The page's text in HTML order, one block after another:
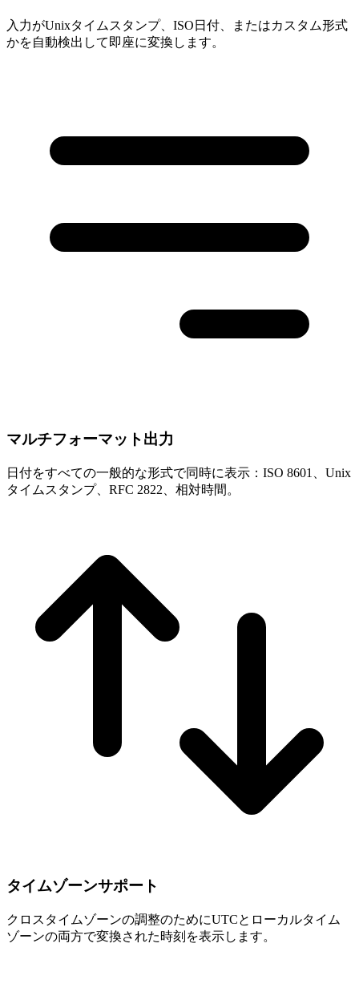
入力がUnixタイムスタンプ、ISO日付、またはカスタム形式
かを自動検出して即座に変換します。
マルチフォーマット出力
日付をすべての一般的な形式で同時に表示：ISO 8601、Unix
タイムスタンプ、RFC 2822、相対時間。
タイムゾーンサポート
クロスタイムゾーンの調整のためにUTCとローカルタイム
ゾーンの両方で変換された時刻を表示します。